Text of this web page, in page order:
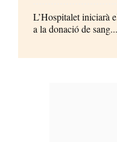
L’Hospitalet iniciarà
a la donació de sang...